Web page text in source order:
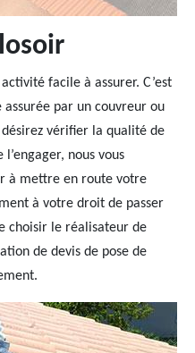
facile à assurer. C’est
par un couvreur ou
vérifier la qualité de
nous vous
à mettre en route votre
à votre droit de passer
choisir le réalisateur de
de devis de pose de